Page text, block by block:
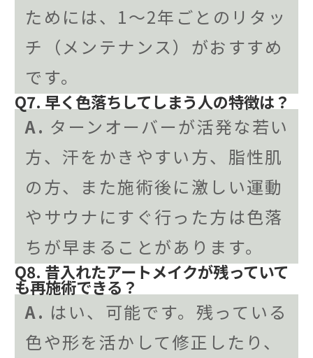
ためには、1〜2年ごとのリタッ
チ（メンテナンス）がおすすめ
です。
Q7. 早く色落ちしてしまう人の特徴は？
A. ターンオーバーが活発な若い
方、汗をかきやすい方、脂性肌
の方、また施術後に激しい運動
やサウナにすぐ行った方は色落
ちが早まることがあります。
Q8. 昔入れたアートメイクが残っていて
も再施術できる？
A. はい、可能です。残っている
色や形を活かして修正したり、